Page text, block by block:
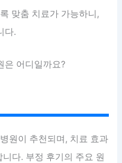
맞춤 치료가 가능하니,
다.
은 어디일까요?
원이 추천되며, 치료 효과
니다. 부정 후기의 주요 원